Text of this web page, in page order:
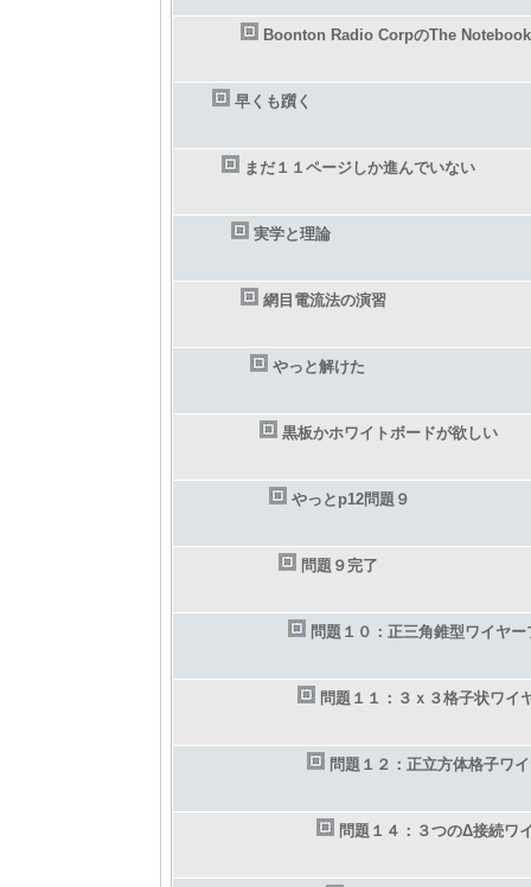
Boonton Radio CorpのThe Notebook
早くも躓く
まだ１１ページしか進んでいない
実学と理論
網目電流法の演習
やっと解けた
黒板かホワイトボードが欲しい
やっとp12問題９
問題９完了
問題１０：正三角錐型ワイヤー
問題１１：３ｘ３格子状ワイ
問題１２：正立方体格子ワ
問題１４：３つのΔ接続ワ